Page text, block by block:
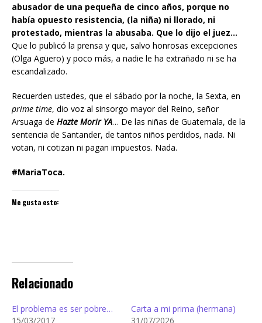
abusador de una pequeña de cinco años, porque no
había opuesto resistencia, (la niña) ni llorado, ni
protestado, mientras la abusaba. Que lo dijo el juez…
Que lo publicó la prensa y que, salvo honrosas excepciones
(Olga Agüero) y poco más, a nadie le ha extrañado ni se ha
escandalizado.
Recuerden ustedes, que el sábado por la noche, la Sexta, en
prime time, dio voz al sinsorgo mayor del Reino, señor
Arsuaga de Hazte Morir YA… De las niñas de Guatemala, de la
sentencia de Santander, de tantos niños perdidos, nada. Ni
votan, ni cotizan ni pagan impuestos. Nada.
#MariaToca.
Me gusta esto:
Relacionado
El problema es ser pobre…
15/03/2017
Carta a mi prima (hermana)
31/07/2026